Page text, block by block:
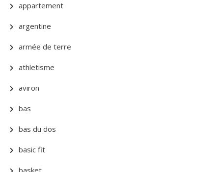
appartement
argentine
armée de terre
athletisme
aviron
bas
bas du dos
basic fit
basket